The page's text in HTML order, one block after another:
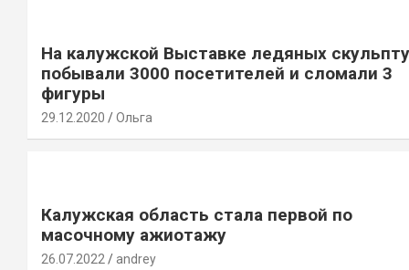
На калужской Выставке ледяных
побывали 3000 посетителей и сломали 3
фигуры
29.12.2020 Ольга
Калужская область стала первой по
масочному ажиотажу
26.07.2022 andrey